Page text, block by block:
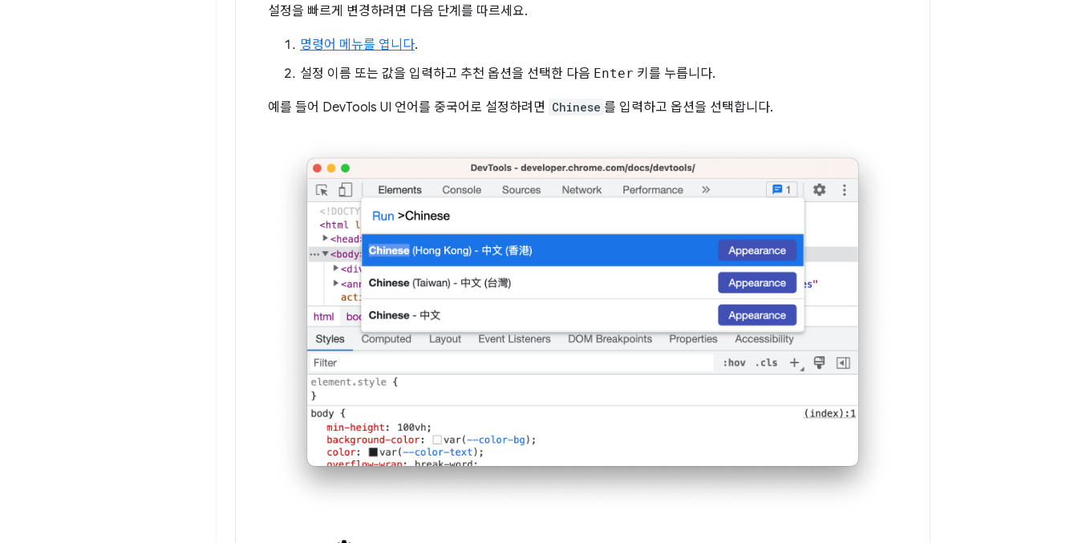
설정을 빠르게 변경하려면 다음 단계를 따르세요.
명령어 메뉴를 엽니다.
설정 이름 또는 값을 입력하고 추천 옵션을 선택한 다음 Enter 키를 누릅니다.
예를 들어 DevTools UI 언어를 중국어로 설정하려면 Chinese 를 입력하고 옵션을 선택합니다.